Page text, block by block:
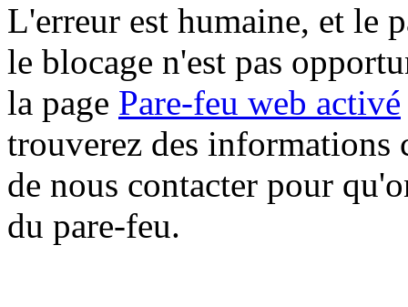
L'erreur est humaine, et le
le blocage n'est pas
la page Pare-feu web activé
trouverez des informations
de nous contacter pour
du pare-feu.